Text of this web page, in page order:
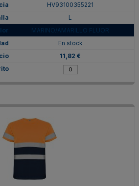
HV93100355221
L
MARINO/AMARILLO FLUOR
En stock
11,82 €